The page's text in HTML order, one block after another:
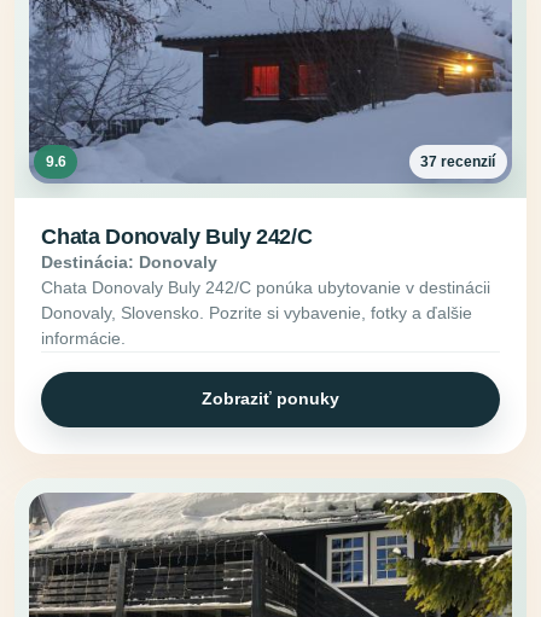
9.6 37 recenzií
Chata Donovaly Buly 242/C
Destinácia: Donovaly
Chata Donovaly Buly 242/C ponúka ubytovanie v destinácii
Donovaly, Slovensko. Pozrite si vybavenie, fotky a ďalšie
informácie.
Zobraziť ponuky